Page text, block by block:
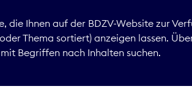
die Ihnen auf der BDZV-Website zur
Thema sortiert) anzeigen lassen.
Begriffen nach Inhalten suchen.